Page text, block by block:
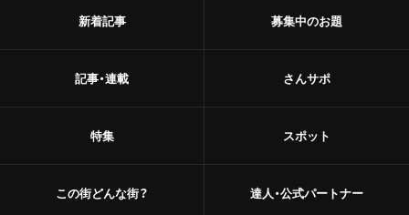
新着記事
記事・連載
特集
この街どんな街？
募集中のお題
さんサポ
スポット
達人・公式パートナー